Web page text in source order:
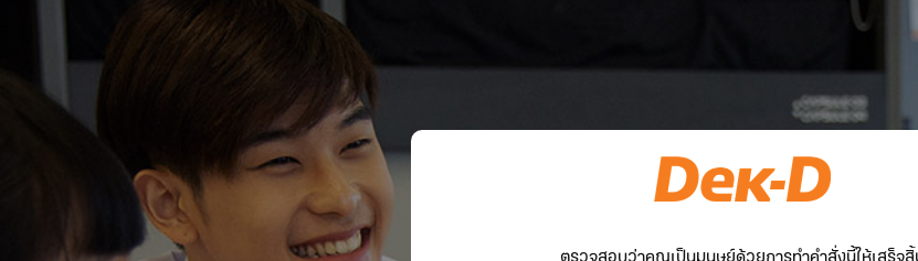
ตรวจสอบว่าคุณเป็นมนุษย์ด้วยการทำคำสั่งนี้ให้เสร็จสิ้